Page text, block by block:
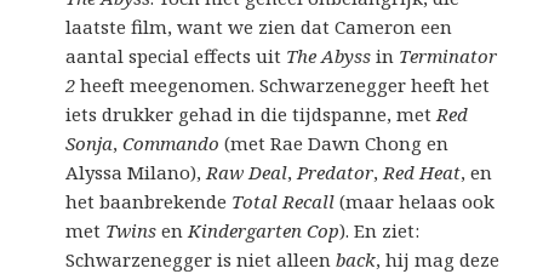
laatste film, want we zien dat Cameron een
aantal special effects uit The Abyss in Terminator
2 heeft meegenomen. Schwarzenegger heeft het
iets drukker gehad in die tijdspanne, metRed
Sonja,Commando (met Rae Dawn Chong en
Alyssa Milano),Raw Deal,Predator,Red Heat, en
het baanbrekende Total Recall (maar helaas ook
met Twins enKindergarten Cop). En ziet:
Schwarzenegger is niet alleenback, hij mag deze